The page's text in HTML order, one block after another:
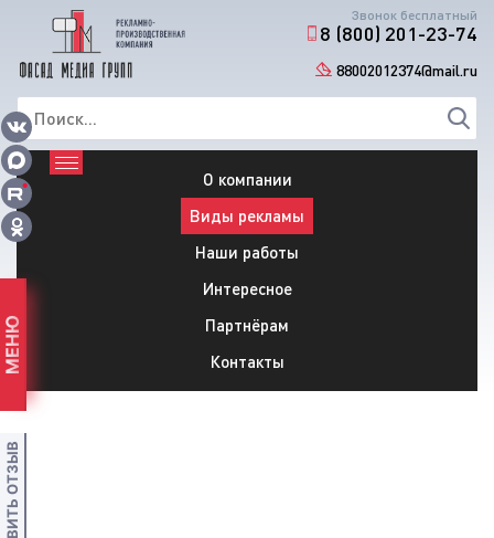
Звонок бесплатный
8 (800) 201-23-74
88002012374@mail.ru
О компании
Виды рекламы
Наши работы
Интересное
Партнёрам
Контакты
МЕНЮ